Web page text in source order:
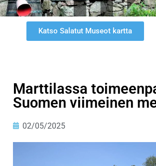
Katso Salatut Museot kartta
Marttilassa
Suomen viimeinen
02/05/2025